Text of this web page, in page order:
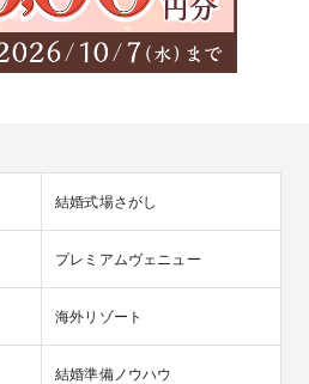
結婚式場さがし
プレミアムヴェニュー
海外リゾート
結婚準備ノウハウ